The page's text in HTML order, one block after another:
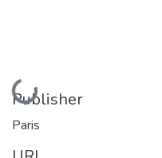
Loading...
Publisher
Paris